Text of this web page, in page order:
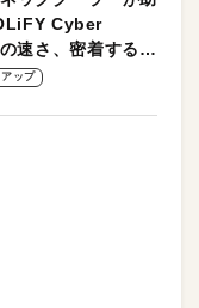
Cyber
速さ、密着する冷
操作性がグッド！
アップ